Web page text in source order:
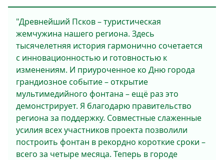
"Древнейший Псков – туристическая
жемчужина нашего региона. Здесь
тысячелетняя история гармонично сочетается
с инновационностью и готовностью к
изменениям. И приуроченное ко Дню города
грандиозное событие – открытие
мультимедийного фонтана – ещё раз это
демонстрирует. Я благодарю правительство
региона за поддержку. Совместные слаженные
усилия всех участников проекта позволили
построить фонтан в рекордно короткие сроки –
всего за четыре месяца. Теперь в городе